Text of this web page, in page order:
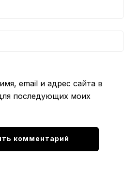
email и адрес сайта в
последующих моих